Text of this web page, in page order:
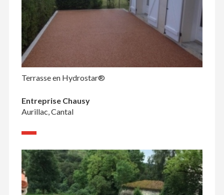
Terrasse en Hydrostar®
Entreprise Chausy
Aurillac, Cantal